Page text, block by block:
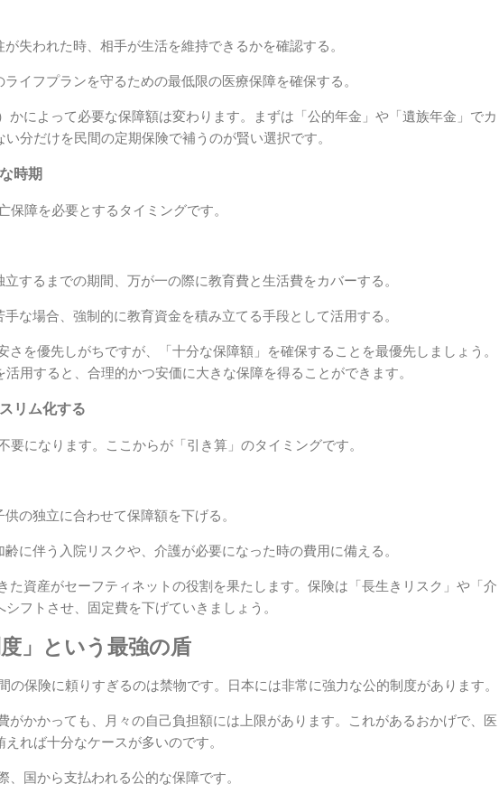
が失われた時、相手が生活を維持できるかを確認する。
ライフプランを守るための最低限の医療保障を確保する。
かによって必要な保障額は変わります。まずは「公的年金」や「遺族年金」でカ
分だけを民間の定期保険で補うのが賢い選択です。
時期
障を必要とするタイミングです。
立するまでの期間、万が一の際に教育費と生活費をカバーする。
手な場合、強制的に教育資金を積み立てる手段として活用する。
さを優先しがちですが、「十分な保障額」を確保することを最優先しましょう。
用すると、合理的かつ安価に大きな保障を得ることができます。
リム化する
になります。ここからが「引き算」のタイミングです。
供の独立に合わせて保障額を下げる。
齢に伴う入院リスクや、介護が必要になった時の費用に備える。
た資産がセーフティネットの役割を果たします。保険は「長生きリスク」や「介
フトさせ、固定費を下げていきましょう。
」という最強の盾
の保険に頼りすぎるのは禁物です。日本には非常に強力な公的制度があります。
がかかっても、月々の自己負担額には上限があります。これがあるおかげで、医
れば十分なケースが多いのです。
、国から支払われる公的な保障です。